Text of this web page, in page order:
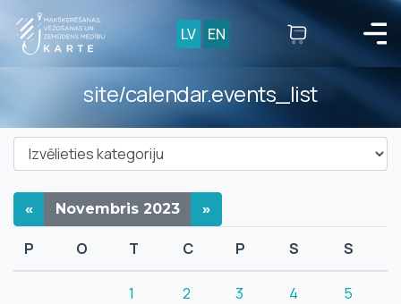
LV EN
site/calendar.events_list
« Novembris 2023 »
P O T C P S S
1 2 3 4 5